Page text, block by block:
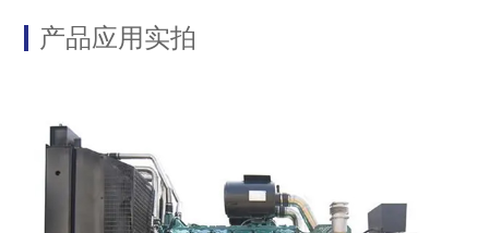
产品应用实拍